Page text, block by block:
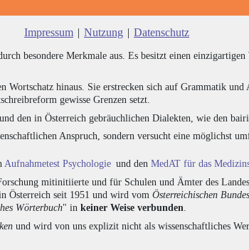
Impressum | Nutzung | Datenschutz
besondere Merkmale aus. Es besitzt einen
Wortschatz hinaus. Sie erstrecken sich auf Grammatik
gewisse Grenzen setzt.
den in Österreich gebräuchlichen Dialekten, wie den
Anspruch, sondern versucht eine möglichst
Aufnahmetest Psychologie und den MedAT für das
mitinitiierte und für Schulen und Ämter des
Österreich seit 1951 und wird vom Österreichischen
Wörterbuch" in keiner Weise verbunden
und wird von uns explizit nicht als wissenschaftliches